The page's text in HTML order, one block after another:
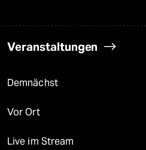
Veranstaltungen
Demnächst
Vor Ort
Live im Stream